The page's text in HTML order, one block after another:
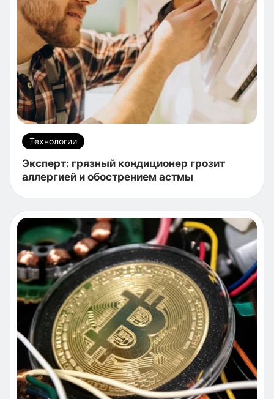
Технологии
Эксперт: грязный кондиционер грозит
аллергией и обострением астмы